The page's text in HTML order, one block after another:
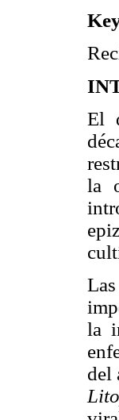
El
la
la
del